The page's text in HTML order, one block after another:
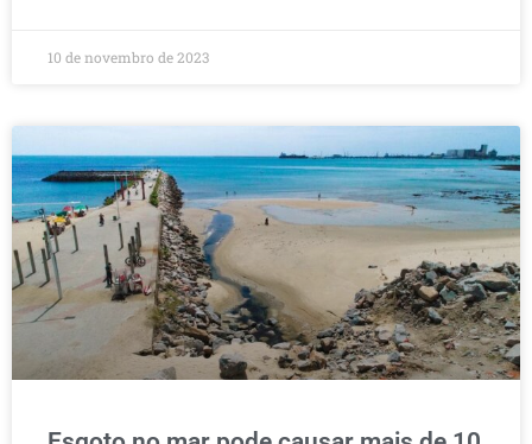
10 de novembro de 2023